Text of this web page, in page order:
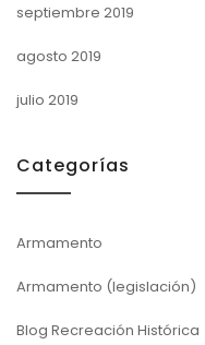
septiembre 2019
agosto 2019
julio 2019
Categorías
Armamento
Armamento (legislación)
Blog Recreación Histórica